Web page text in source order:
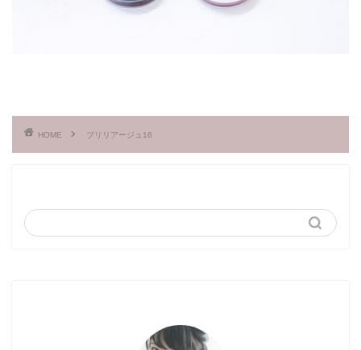
HOME ブリリアージュ16